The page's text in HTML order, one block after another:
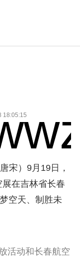
18:05:15
宋）9月19日，
在吉林省长春
空天、制胜未
活动和长春航空